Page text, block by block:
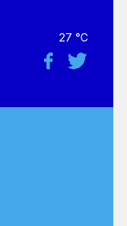
27 °C